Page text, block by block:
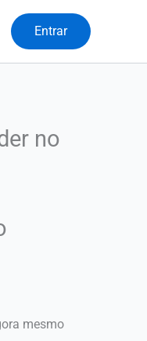
Entrar
no
mesmo